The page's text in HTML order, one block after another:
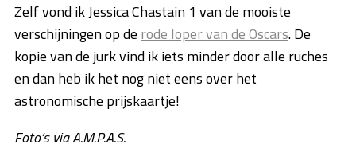
Zelf vond ik Jessica Chastain 1 van de mooiste
verschijningen op de rode loper van de Oscars. De
kopie van de jurk vind ik iets minder door alle ruches
en dan heb ik het nog niet eens over het
astronomische prijskaartje!
Foto’s via A.M.P.A.S.